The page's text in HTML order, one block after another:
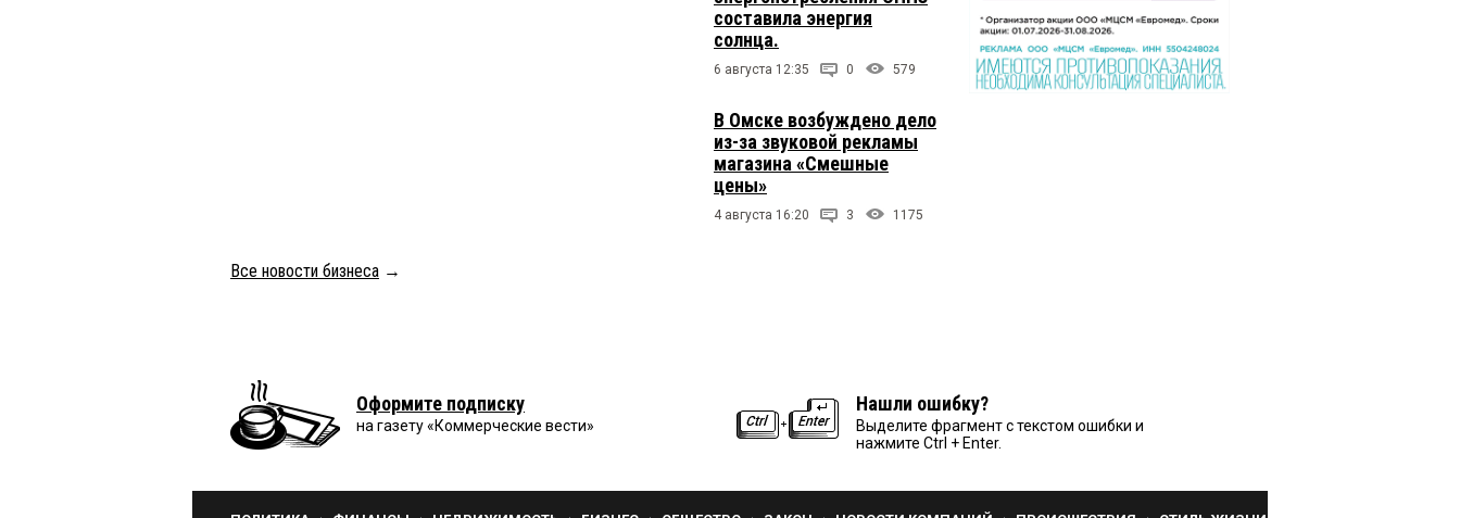
составила энергия
солнца.
6 августа 12:35 0 579
В Омске возбуждено дело
из-за звуковой рекламы
магазина «Смешные
цены»
4 августа 16:20 3 1175
Все новости бизнеса →
Оформите подписку
на газету «Коммерческие вести»
Нашли ошибку?
Выделите фрагмент с текстом ошибки и
нажмите Ctrl + Enter.